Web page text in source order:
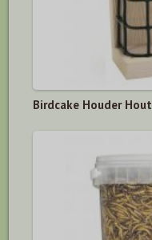
Birdcake Houder Hout